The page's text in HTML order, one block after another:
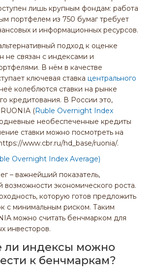
лишь крупным фондам: работа
портфелем из 750 бумаг требует
и информационных ресурсов.
подход к оценке
не связан с индексами и
В нём в качестве
ключевая ставка центрального
колеблются ставки на рынке
кредитования. В России это,
(Ruble Overnight Index
необеспеченные кредиты
ставки можно посмотреть на
www.cbr.ru/hd_base/ruonia/.
– важнейший показатель,
экономического роста.
которую готов предложить
с минимальным риском. Таким
можно считать бенчмарком для
инвесторов.
ли индексы можно
к бенчмаркам?